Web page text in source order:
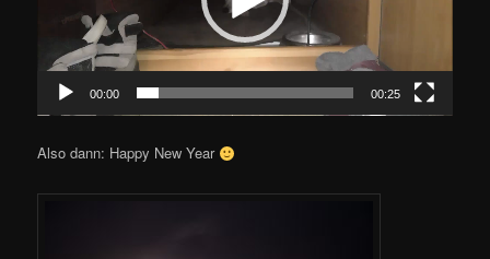
00:00 00:25
Also dann: Happy New Year